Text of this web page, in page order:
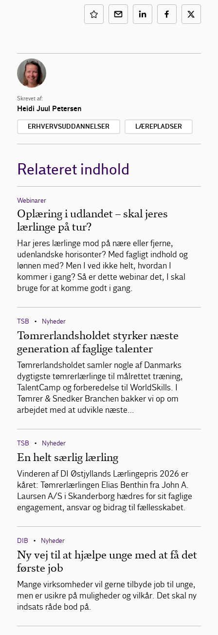
Skrevet af:
Heidi Juul Petersen
ERHVERVSUDDANNELSER LÆREPLADSER
Relateret indhold
Webinarer
Oplæring i udlandet – skal jeres
lærlinge på tur?
Har jeres lærlinge mod på nære eller fjerne,
udenlandske horisonter? Med fagligt indhold og
lønnen med? Men I ved ikke helt, hvordan I
kommer i gang? Så er dette webinar det, I skal
bruge for at komme godt i gang.
TSB • Nyheder
Tømrerlandsholdet styrker næste
generation af faglige talenter
Tømrerlandsholdet samler nogle af Danmarks
dygtigste tømrerlærlinge til målrettet træning,
TalentCamp og forberedelse til WorldSkills. I
Tømrer & Snedker Branchen bakker vi op om
arbejdet med at udvikle næste…
TSB • Nyheder
En helt særlig lærling
Vinderen af DI Østjyllands Lærlingepris 2026 er
kåret: Tømrerlærlingen Elias Benthin fra John A.
Laursen A/S i Skanderborg hædres for sit faglige
engagement, ansvar og bidrag til fællesskabet.
DIB • Nyheder
Ny vej til at hjælpe unge med at få det
første job
Mange virksomheder vil gerne tilbyde job til unge,
men er usikre på muligheder og vilkår. Det skal ny
indsats råde bod på.